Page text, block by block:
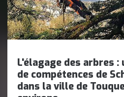
L'élagage des arbres :
de compétences de
dans la ville de